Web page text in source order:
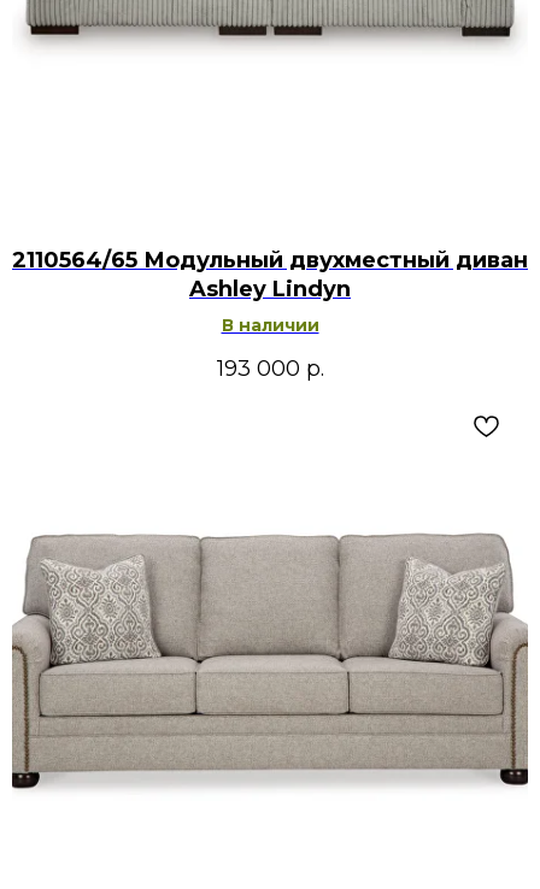
2110564/65 Модульный двухместный диван
Ashley Lindyn
В наличии
193 000 р.